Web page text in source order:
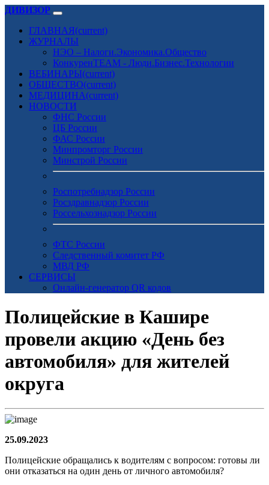
ДИВИЗОР
ГЛАВНАЯ(current)
ЖУРНАЛЫ
НЭО – Налоги.Экономика.Общество
КонкуренTEAM - Люди.Бизнес.Технологии
ВЕБИНАРЫ(current)
ОБЩЕСТВО(current)
МЕДИЦИНА(current)
НОВОСТИ
ФНС России
ЦБ России
ФАС России
Минпромторг России
Минстрой России
Роспотребнадзор России
Росздравнадзор России
Россельхознадзор России
ФТС России
Следственный комитет РФ
МВД РФ
СЕРВИСЫ
Онлайн-генератор QR кодов
Полицейские в Кашире
провели акцию «День без
автомобиля» для жителей
округа
25.09.2023
Полицейские обращались к водителям с вопросом: готовы ли
они отказаться на один день от личного автомобиля?